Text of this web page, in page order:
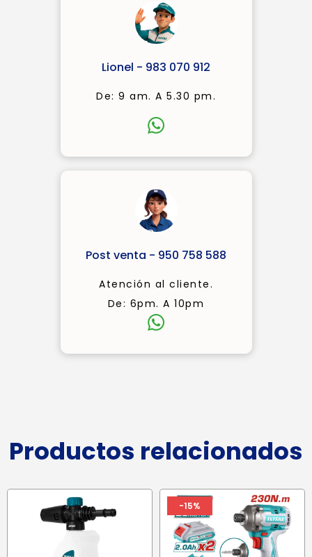
Lionel - 983 070 912
De: 9 am. A 5.30 pm.
Post venta - 950 758 588
Atención al cliente.
De: 6pm. A 10pm
Productos relacionados
-15%